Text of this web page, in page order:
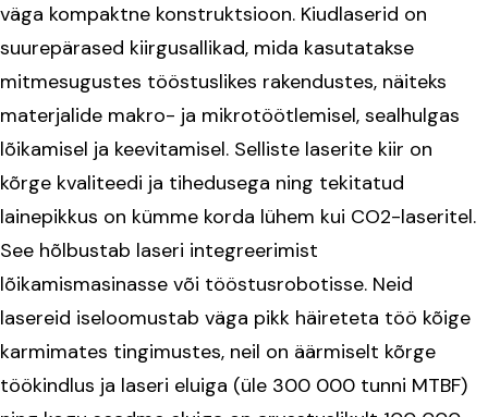
väga kompaktne konstruktsioon. Kiudlaserid on
suurepärased kiirgusallikad, mida kasutatakse
mitmesugustes tööstuslikes rakendustes, näiteks
materjalide makro- ja mikrotöötlemisel, sealhulgas
lõikamisel ja keevitamisel. Selliste laserite kiir on
kõrge kvaliteedi ja tihedusega ning tekitatud
lainepikkus on kümme korda lühem kui CO2-laseritel.
See hõlbustab laseri integreerimist
lõikamismasinasse või tööstusrobotisse. Neid
lasereid iseloomustab väga pikk häireteta töö kõige
karmimates tingimustes, neil on äärmiselt kõrge
töökindlus ja laseri eluiga (üle 300 000 tunni MTBF)